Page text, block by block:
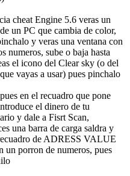
cheat Engine 5.6 veras un
un PC que cambia de color,
y veras una ventana con
numeros, sube o baja hasta
el icono del Clear sky (o del
vayas a usar) pues pinchalo
en el recuadro que pone
el dinero de tu
y dale a Fisrt Scan,
una barra de carga saldra y
de ADRESS VALUE
un porron de numeros, pues